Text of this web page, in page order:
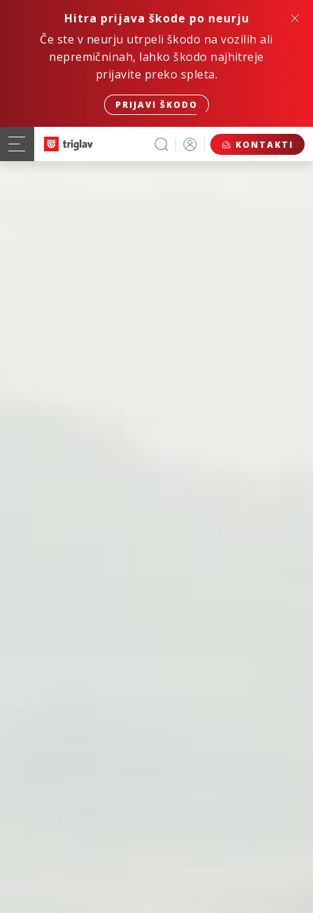
Hitra prijava škode po neurju
Če ste v neurju utrpeli škodo na vozilih ali
nepremičninah, lahko škodo najhitreje
prijavite preko spleta.
PRIJAVI ŠKODO
KONTAKTI